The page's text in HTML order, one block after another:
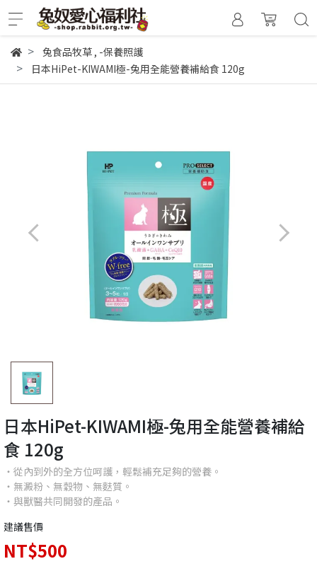
兔食品牧草, -保養照護
日本HiPet-KIWAMI極-兔用全能營養補給食 120g
日本HiPet-KIWAMI極-兔用全能營養補給
食 120g
・從內到外的全方位呵護，輕鬆補充足夠的營養。
・無澱粉、無穀物、無麩質。
・與獸醫共同開發的產品。
建議售價
NT$500